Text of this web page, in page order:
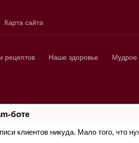
Карта сайта
рецептов Наше здоровье Мудрое
боте
клиентов никуда. Мало того,